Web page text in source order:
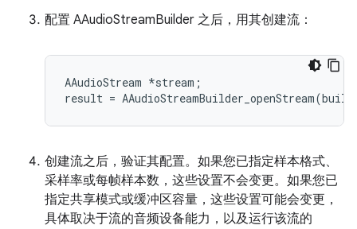
配置 AAudioStreamBuilder 之后，用其创建流：
AAudioStream *stream;
创建流之后，验证其配置。如果您已指定样本格式、
采样率或每帧样本数，这些设置不会变更。如果您已
指定共享模式或缓冲区容量，这些设置可能会变更，
具体取决于流的音频设备能力，以及运行该流的